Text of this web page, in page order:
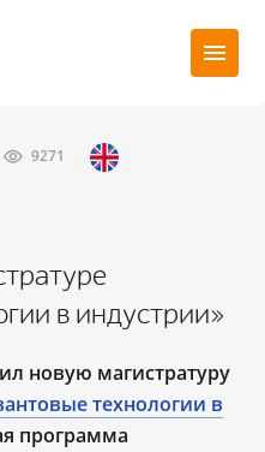
9271
в индустрии»
новую магистратуру
технологии в
программа